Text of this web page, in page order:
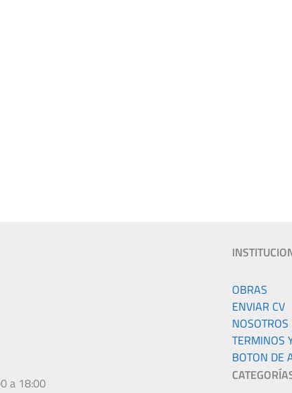
a 18:00
OBRAS
ENVIAR CV
NOSOTROS
TERMINOS
BOTON DE